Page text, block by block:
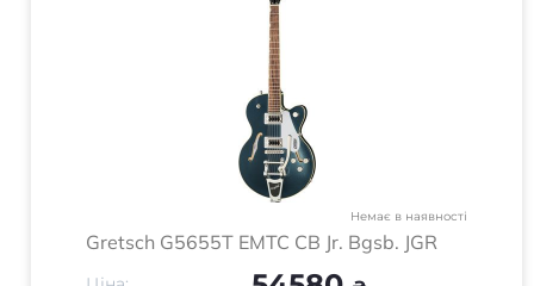
Немає в наявності
Gretsch G5655T EMTC CB Jr. Bgsb. JGR